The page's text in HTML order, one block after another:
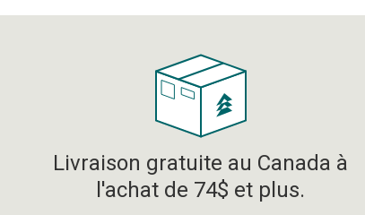
Livraison gratuite au Canada à
l'achat de 74$ et plus.